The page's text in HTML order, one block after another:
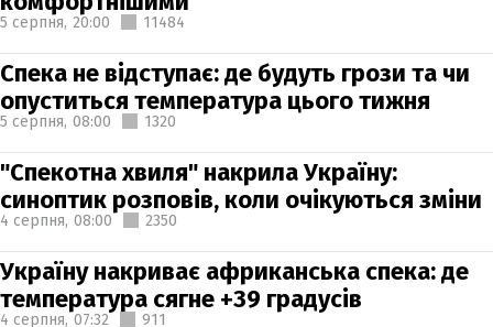
5 серпня, 20:00 11484
Спека не відступає: де будуть грози та чи
опуститься температура цього тижня
5 серпня, 08:00 1320
"Спекотна хвиля" накрила Україну:
синоптик розповів, коли очікуються зміни
4 серпня, 08:00 2350
Україну накриває африканська спека: де
температура сягне +39 градусів
4 серпня, 07:32 911